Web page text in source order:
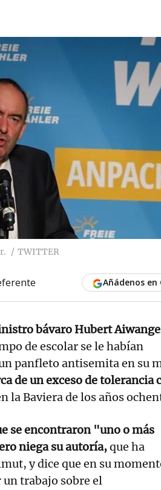
TWITTER
Añádenos en
bávaro Hubert
de escolar se le habían
panfleto antisemita en su
de un exceso de tolerancia
la Baviera de los años
se encontraron "uno o más
niega su autoría,que ha
y dice que en su
un trabajo sobre el